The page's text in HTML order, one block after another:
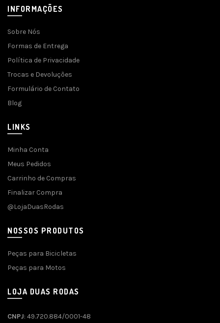
INFORMAÇÕES
Sobre Nós
Formas de Entrega
Política de Privacidade
Trocas e Devoluções
Formulário de Contato
Blog
LINKS
Minha Conta
Meus Pedidos
Carrinho de Compras
Finalizar Compra
@LojaDuasRodas
NOSSOS PRODUTOS
Peças para Bicicletas
Peças para Motos
LOJA DUAS RODAS
CNPJ: 49.720.884/0001-48